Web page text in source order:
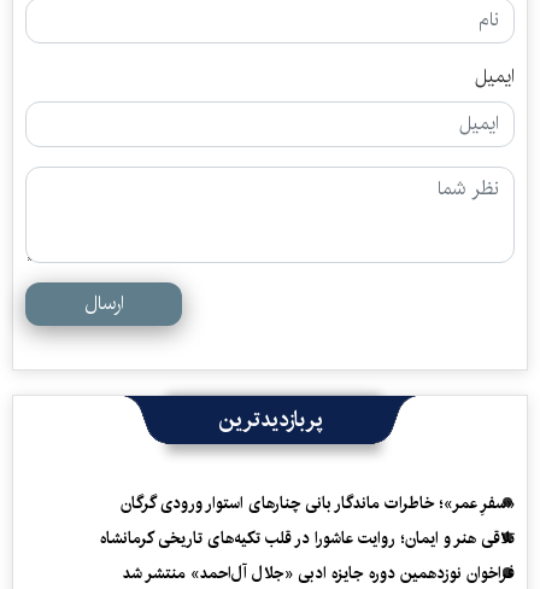
ایمیل
ارسال
پربازدیدترین
«سفرِ عمر»؛ خاطرات ماندگار بانی چنارهای استوار ورودی گرگان
تلاقی هنر و ایمان؛ روایت عاشورا در قلب تکیه‌های تاریخی کرمانشاه
فراخوان نوزدهمین دوره جایزه ادبی «جلال آل‌احمد» منتشر شد